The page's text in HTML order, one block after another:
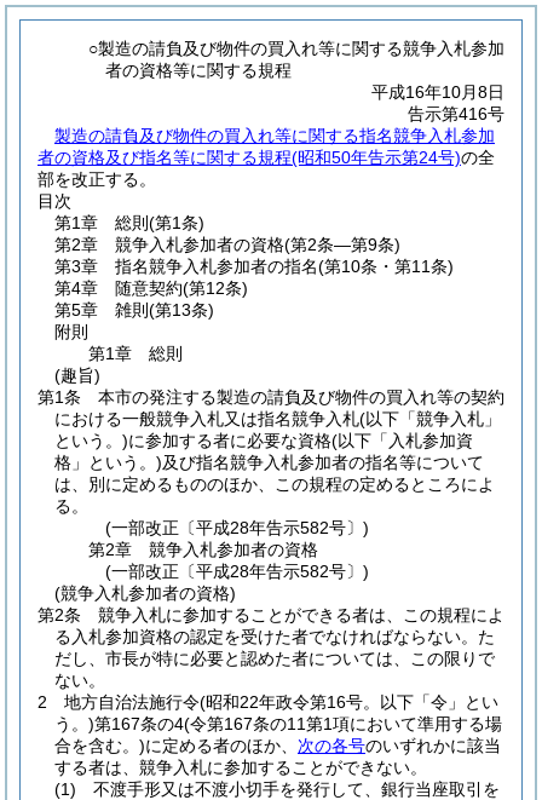
○製造の請負及び物件の買入れ等に関する競争入札参加
者の資格等に関する規程
平成16年10月8日
告示第416号
製造の請負及び物件の買入れ等に関する指名競争入札参加
者の資格及び指名等に関する規程(昭和50年告示第24号)の全
部を改正する。
目次
第1章
総則 (第1条)
第2章
競争入札参加者の資格(第2条―第9条)
第3章
指名競争入札参加者の指名(第10条・第11条)
第4章
随意契約(第12条)
第5章
雑則 (第13条)
附則
第1章
総則
(趣旨)
第1条
本市の発注する製造の請負及び物件の買入れ等の契約
における一般競争入札又は指名競争入札(以下「競争入札」
という。)に参加する者に必要な資格(以下「入札参加資
格」という。)及び指名競争入札参加者の指名等について
は、別に定めるもののほか、この規程の定めるところによ
る。
(一部改正〔平成28年告示582号〕)
第2章
競争入札参加者の資格
(一部改正〔平成28年告示582号〕)
(競争入札参加者の資格)
第2条
競争入札に参加することができる者は、この規程によ
る入札参加資格の認定を受けた者でなければならない。 た
だし、市長が特に必要と認めた者については、この限りで
ない。
2
地方自治法施行令(昭和22年政令第16号。以下「令」とい
う。)第167条の4(令第167条の11第1項において準用する場
合を含む。)に定める者のほか、 次の各号のいずれかに該当
する者は、競争入札に参加することができない。
(1)
不渡手形又は不渡小切手を発行して、銀行当座取引を